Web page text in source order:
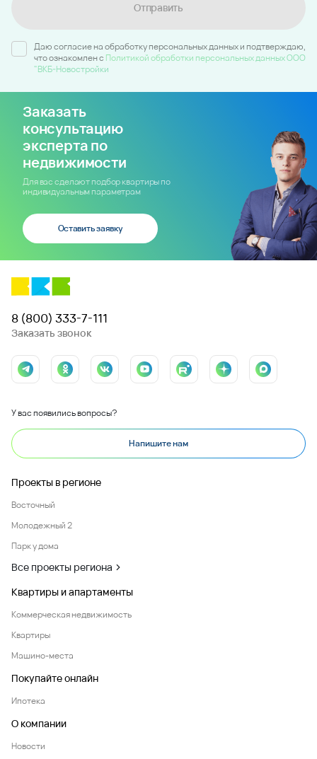
Отправить
Даю согласие на обработку персональных данных и подтверждаю,
что ознакомлен c Политикой обработки персональных данных ООО
"ВКБ-Новостройки
Заказать
консультацию
эксперта по
недвижимости
Для вас сделают подбор квартиры по
индивидуальным параметрам
Оставить заявку
8 (800) 333-7-111
Заказать звонок
У вас появились вопросы?
Напишите нам
Проекты в регионе
Восточный
Молодежный 2
Парк у дома
Все проекты региона
Квартиры и апартаменты
Коммерческая недвижимость
Квартиры
Машино-места
Покупайте онлайн
Ипотека
О компании
Новости